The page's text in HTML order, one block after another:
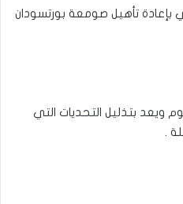
بإعادة تأهيل صومعة بورتسودان
ويعد بتذليل التحديات التي
.